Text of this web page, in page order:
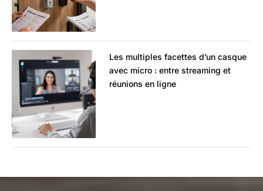
Les multiples facettes d’un casque
avec micro : entre streaming et
réunions en ligne